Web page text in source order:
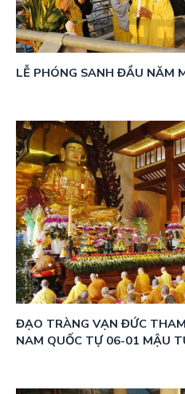
LỄ PHÓNG SANH ĐẦU NĂM
ĐẠO TRÀNG VẠN ĐỨC
NAM QUỐC TỰ 06-01 MẬU